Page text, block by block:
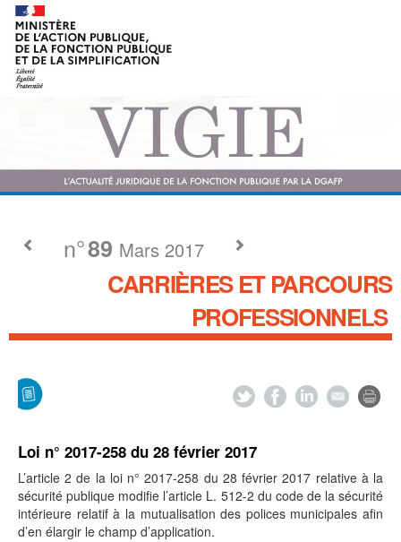
n°89 Mars 2017
CARRIÈRES ET PARCOURS
PROFESSIONNELS
Loi n° 2017-258 du 28 février 2017
L’article 2 de la loi n° 2017-258 du 28 février 2017 relative à la
sécurité publique modifie l’article L. 512-2 du code de la sécurité
intérieure relatif à la mutualisation des polices municipales afin
d’en élargir le champ d’application.